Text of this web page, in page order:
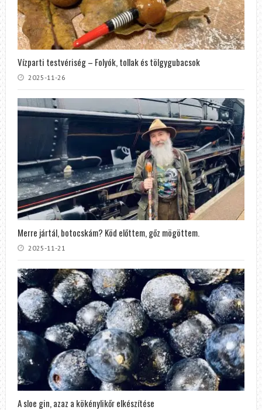
Vízparti testvériség – Folyók, tollak és tölgygubacsok
2025-11-26
Merre jártál, botocskám? Köd előttem, gőz mögöttem.
2025-11-21
A sloe gin, azaz a kökénylikőr elkészítése